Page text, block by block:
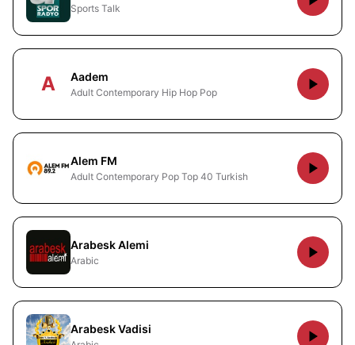
Sports Talk
A Aadem
Adult Contemporary Hip Hop Pop
Alem FM
Adult Contemporary Pop Top 40 Turkish
Arabesk Alemi
Arabic
Arabesk Vadisi